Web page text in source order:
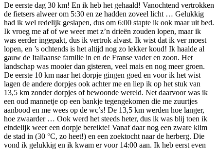
De eerste dag 30 km! En ik heb het gehaald! Vanochtend vertrokken
de fietsers alweer om 5:30 en ze hadden zoveel licht … Gelukkig
had ik wel redelijk geslapen, dus om 6:00 stapte ik ook maar uit bed.
Ik vroeg me af of we weer met z’n drieën zouden lopen, maar ik
was eerder ingepakt, dus ik vertrok alvast. Ik wist dat ik ver moest
lopen, en ’s ochtends is het altijd nog zo lekker koud! Ik haalde al
gauw de Italiaanse familie in en de Franse vader en zoon. Het
landschap was mooier dan gisteren, veel mais en nog meer groen.
De eerste 10 km naar het dorpje gingen goed en voor ik het wist
lagen de andere dorpjes ook achter me en liep ik op het stuk van
13,5 km zonder dorpjes of bewoonde wereld. Net daarvoor was ik
een oud mannetje op een bankje tegengekomen die me zuurtjes
aanbood en me wees op de wc’s! De 13,5 km werden hoe langer,
hoe zwaarder … Ook werd het steeds heter, dus ik was blij toen ik
eindelijk weer een dorpje bereikte! Vanaf daar nog een zware klim
de stad in (30 °C, zo heet!) en een zoektocht naar de herberg. Die
vond ik gelukkig en ik kwam er voor 14:00 aan. Ik heb eerst even